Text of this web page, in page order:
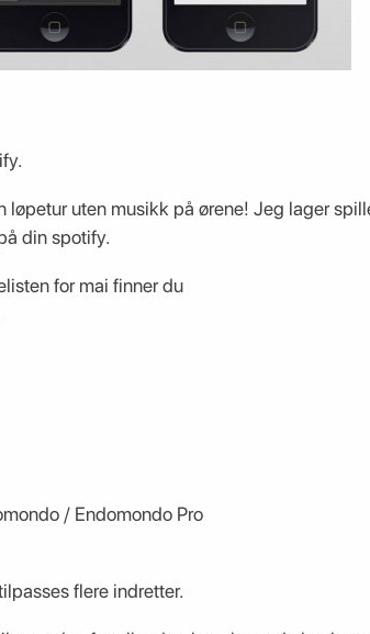
løpetur uten musikk på ørene! Jeg lager
din spotify.
for mai finner du
/ Endomondo Pro
flere indretter.